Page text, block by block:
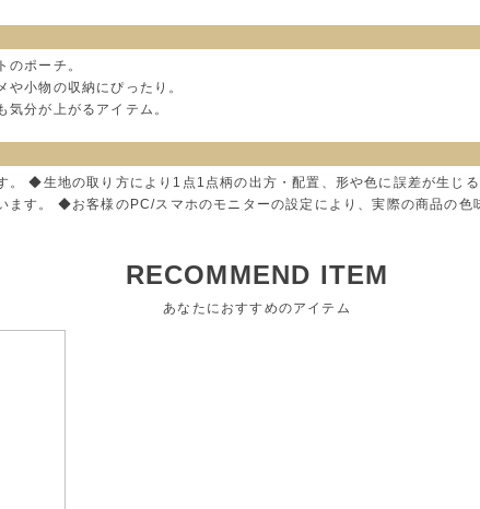
ポーチ。
小物の収納にぴったり。
分が上がるアイテム。
。 ◆生地の取り方により1点1点柄の出方・配置、形や色に誤差が生じ
ます。 ◆お客様のPC/スマホのモニターの設定により、実際の商品の色
RECOMMEND ITEM
あなたにおすすめのアイテム